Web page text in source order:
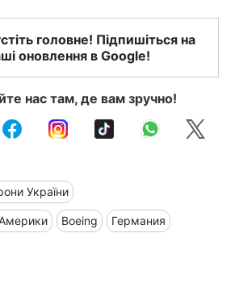
головне! Підпишіться на
оновлення в Google!
нас там, де вам зручно!
України
Boeing Германия